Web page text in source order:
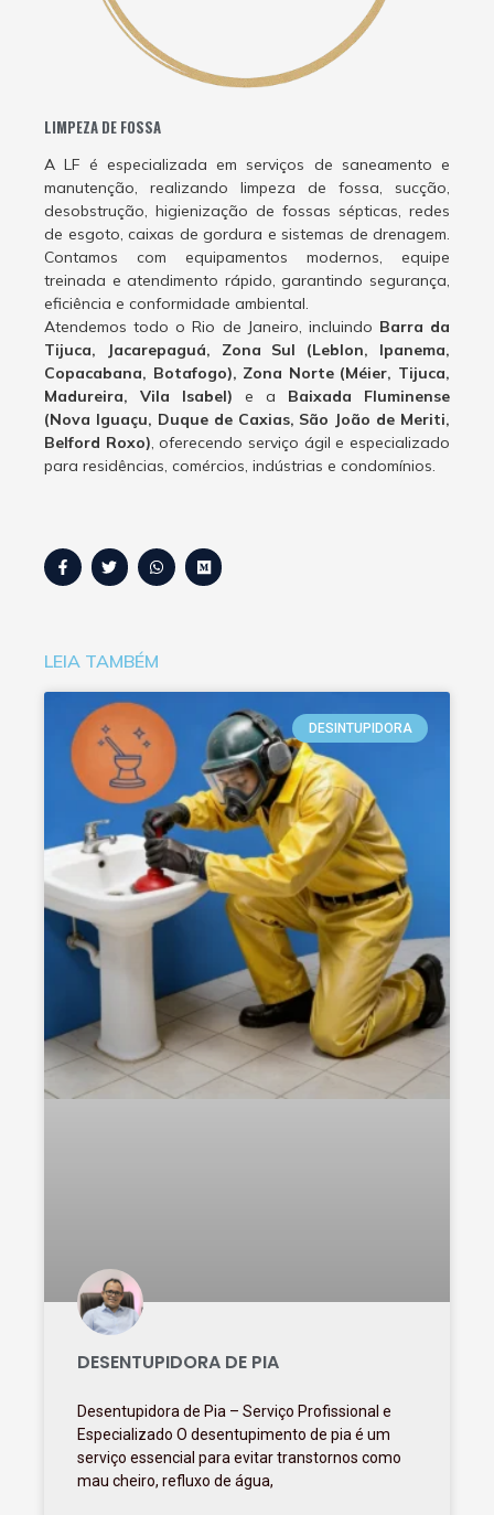
LIMPEZA DE FOSSA
A LF é especializada em serviços de saneamento e
manutenção, realizando limpeza de fossa, sucção,
desobstrução, higienização de fossas sépticas, redes
de esgoto, caixas de gordura e sistemas de drenagem.
Contamos com equipamentos modernos, equipe
treinada e atendimento rápido, garantindo segurança,
eficiência e conformidade ambiental.
Atendemos todo o Rio de Janeiro, incluindo Barra da
Tijuca, Jacarepaguá, Zona Sul (Leblon, Ipanema,
Copacabana, Botafogo), Zona Norte (Méier, Tijuca,
Madureira, Vila Isabel) e a Baixada Fluminense
(Nova Iguaçu, Duque de Caxias, São João de Meriti,
Belford Roxo), oferecendo serviço ágil e especializado
para residências, comércios, indústrias e condomínios.
LEIA TAMBÉM
DESINTUPIDORA
DESENTUPIDORA DE PIA
Desentupidora de Pia – Serviço Profissional e
Especializado O desentupimento de pia é um
serviço essencial para evitar transtornos como
mau cheiro, refluxo de água,